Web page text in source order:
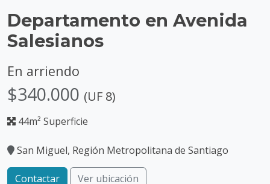
Departamento en Avenida
Salesianos
En arriendo
$340.000 (UF 8)
44m² Superficie
San Miguel, Región Metropolitana de Santiago
Contactar
Ver ubicación